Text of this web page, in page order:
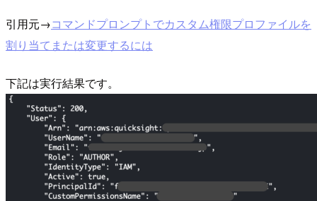
引用元→コマンドプロンプトでカスタム権限プロファイルを
割り当てまたは変更するには
下記は実行結果です。